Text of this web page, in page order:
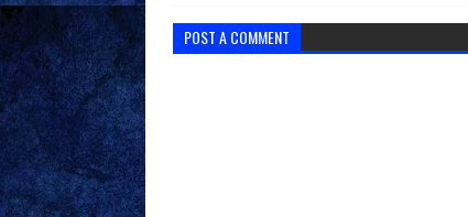
POST A COMMENT